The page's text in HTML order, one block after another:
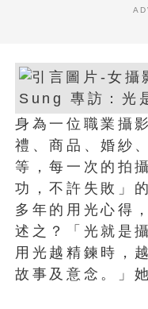
身為一位職業攝
禮、商品、婚紗
等，每一次的拍
功，不許失敗」
多年的用光心得
述之？「光就是
用光越精鍊時，
故事及意念。」